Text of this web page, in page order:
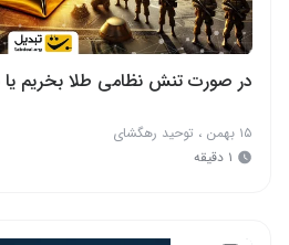
در صورت تنش نظامی طلا بخریم یا
۱۵ بهمن ، توحید رهگشای
۱ دقیقه